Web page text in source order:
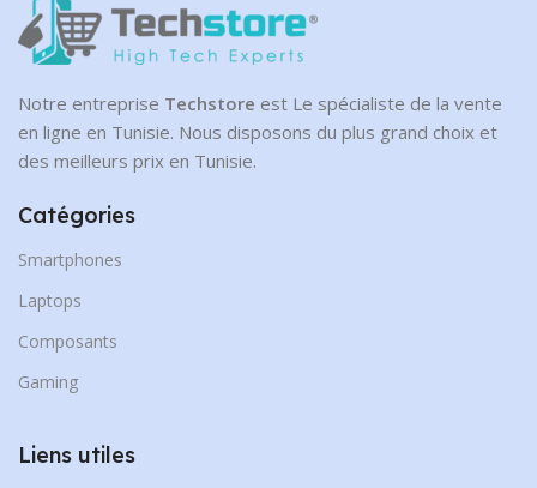
Notre entreprise Techstore est Le spécialiste de la vente
en ligne en Tunisie. Nous disposons du plus grand choix et
des meilleurs prix en Tunisie.
Catégories
Smartphones
Laptops
Composants
Gaming
Liens utiles